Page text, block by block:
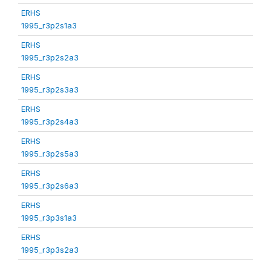
ERHS
1995_r3p2s1a3
ERHS
1995_r3p2s2a3
ERHS
1995_r3p2s3a3
ERHS
1995_r3p2s4a3
ERHS
1995_r3p2s5a3
ERHS
1995_r3p2s6a3
ERHS
1995_r3p3s1a3
ERHS
1995_r3p3s2a3